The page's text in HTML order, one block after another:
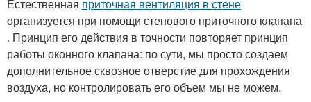
Естественная приточная вентиляция в стене
организуется при помощи стенового приточного клапана
. Принцип его действия в точности повторяет принцип
работы оконного клапана: по сути, мы просто создаем
дополнительное сквозное отверстие для прохождения
воздуха, но контролировать его объем мы не можем.